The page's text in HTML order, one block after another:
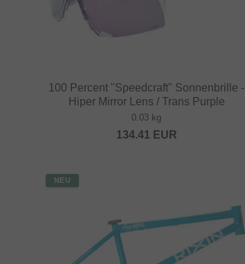
100 Percent "Speedcraft" Sonnenbrille -
Hiper Mirror Lens / Trans Purple
0.03 kg
134.41 EUR
NEU